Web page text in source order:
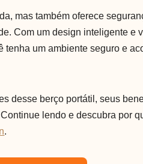
mas também oferece
Com um design inteligente e
um ambiente seguro e
desse berço portátil, seus
lendo e descubra por
.